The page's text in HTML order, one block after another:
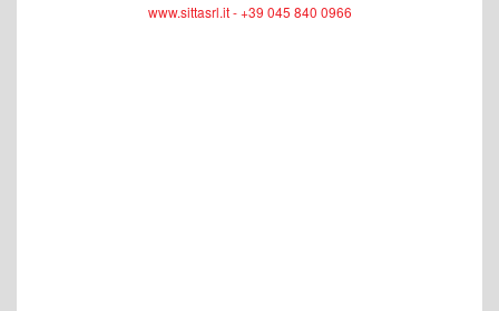
www.sittasrl.it - +39 045 840 0966